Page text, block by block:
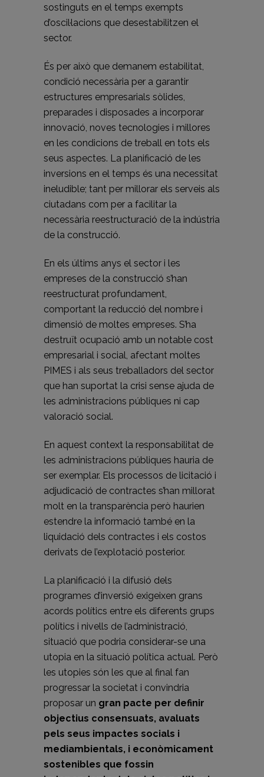
sostinguts en el temps exempts
d’oscil·lacions que desestabilitzen el
sector.
És per això que demanem estabilitat,
condició necessària per a garantir
estructures empresarials sòlides,
preparades i disposades a incorporar
innovació, noves tecnologies i millores
en les condicions de treball en tots els
seus aspectes. La planificació de les
inversions en el temps és una necessitat
ineludible; tant per millorar els serveis als
ciutadans com per a facilitar la
necessària reestructuració de la indústria
de la construcció.
En els últims anys el sector i les
empreses de la construcció s’han
reestructurat profundament,
comportant la reducció del nombre i
dimensió de moltes empreses. S’ha
destruït ocupació amb un notable cost
empresarial i social, afectant moltes
PIMES i als seus treballadors del sector
que han suportat la crisi sense ajuda de
les administracions públiques ni cap
valoració social.
En aquest context la responsabilitat de
les administracions públiques hauria de
ser exemplar. Els processos de licitació i
adjudicació de contractes s’han millorat
molt en la transparència però haurien
estendre la informació també en la
liquidació dels contractes i els costos
derivats de l’explotació posterior.
La planificació i la difusió dels
programes d’inversió exigeixen grans
acords polítics entre els diferents grups
polítics i nivells de l’administració,
situació que podria considerar-se una
utopia en la situació política actual. Però
les utopies són les que al final fan
progressar la societat i convindria
proposar un gran pacte per definir
objectius consensuats, avaluats
pels seus impactes socials i
mediambientals, i econòmicament
sostenibles que fossin